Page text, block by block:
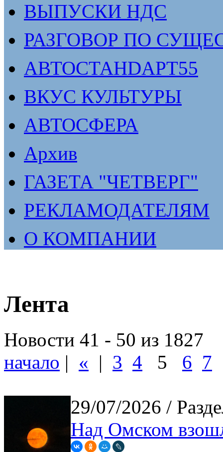
ВЫПУСКИ НДС
РАЗГОВОР ПО
АВТОСТАНDАРТ55
ВКУС КУЛЬТУРЫ
АВТОСФЕРА
Архив
ГАЗЕТА "ЧЕТВЕРГ"
РЕКЛАМОДАТЕЛЯМ
О КОМПАНИИ
Лента
Новости 41 - 50 из 1827
начало | « | 3 4 5 6 7
29/07/2026 /
Над Омском